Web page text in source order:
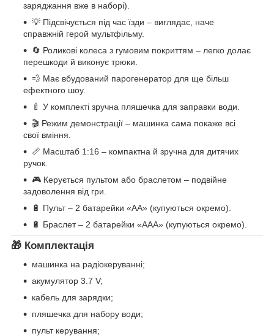
заряджання вже в наборі).
💡 Підсвічується під час їзди – виглядає, наче
справжній герой мультфільму.
🔄 Роликові колеса з гумовим покриттям – легко долає
перешкоди й виконує трюки.
💨 Має вбудований парогенератор для ще більш
ефектного шоу.
🍼 У комплекті зручна пляшечка для заправки води.
🎬 Режим демонстрації – машинка сама покаже всі
свої вміння.
📏 Масштаб 1:16 – компактна й зручна для дитячих
ручок.
🎮 Керується пультом або браслетом – подвійне
задоволення від гри.
🔋 Пульт – 2 батарейки «АА» (купуються окремо).
🔋 Браслет – 2 батарейки «ААА» (купуються окремо).
🎁 Комплектація
машинка на радіокеруванні;
акумулятор 3.7 V;
кабель для зарядки;
пляшечка для набору води;
пульт керування;